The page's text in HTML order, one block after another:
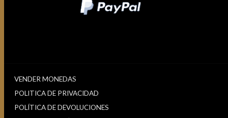
VENDER MONEDAS
POLITICA DE PRIVACIDAD
POLÍTICA DE DEVOLUCIONES